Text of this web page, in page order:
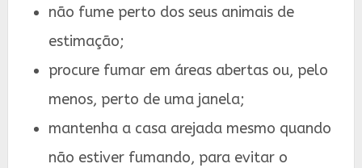
não fume perto dos seus animais de
estimação;
procure fumar em áreas abertas ou, pelo
menos, perto de uma janela;
mantenha a casa arejada mesmo quando
não estiver fumando, para evitar o